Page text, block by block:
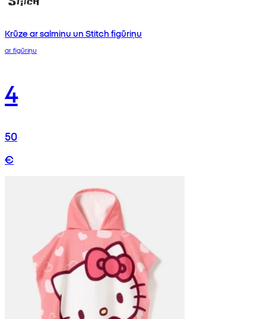
Krūze ar salmiņu un Stitch figūriņu
ar figūriņu
4
50
€